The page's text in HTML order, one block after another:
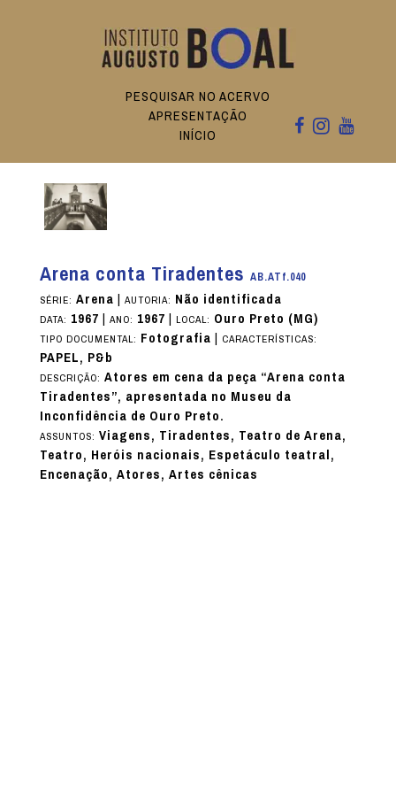
PESQUISAR NO ACERVO
APRESENTAÇÃO
INÍCIO
Arena conta Tiradentes AB.ATf.040
SÉRIE: Arena| AUTORIA: Não identificada
DATA: 1967| ANO: 1967| LOCAL: Ouro Preto (MG)
TIPO DOCUMENTAL: Fotografia| CARACTERÍSTICAS:
PAPEL, P&b
DESCRIÇÃO: Atores em cena da peça “Arena conta
Tiradentes”, apresentada no Museu da
Inconfidência de Ouro Preto.
ASSUNTOS: Viagens, Tiradentes, Teatro de Arena,
Teatro, Heróis nacionais, Espetáculo teatral,
Encenação, Atores, Artes cênicas